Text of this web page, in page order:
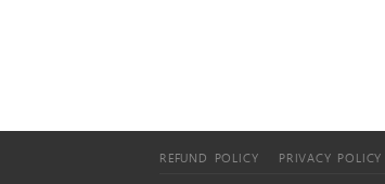
REFUND POLICY PRIVACY POLICY